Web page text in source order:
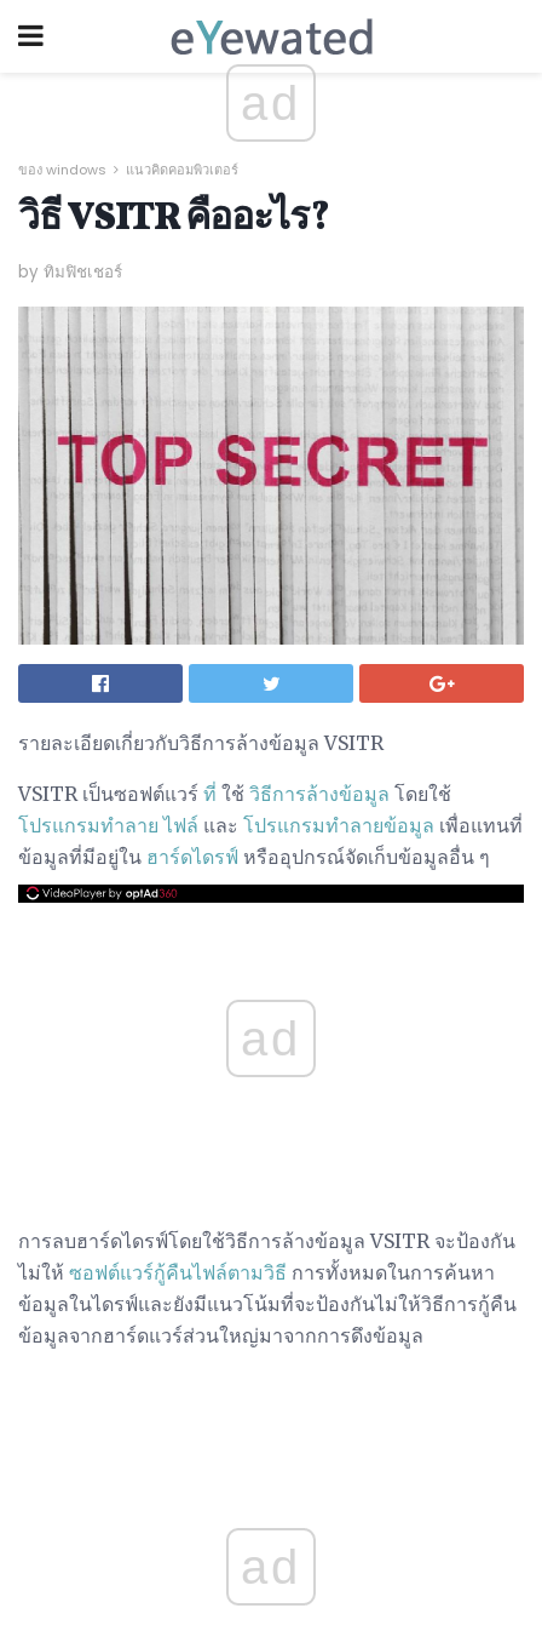
ad
ของ windows แนวคิดคอมพิวเตอร์
วิธี VSITR คืออะไร?
by ทิมฟิชเชอร์
รายละเอียดเกี่ยวกับวิธีการล้างข้อมูล VSITR
VSITR เป็นซอฟต์แวร์ ที่ ใช้ วิธีการล้างข้อมูล โดยใช้
โปรแกรมทำลาย ไฟล์ และ โปรแกรมทำลายข้อมูล เพื่อแทนที่
ข้อมูลที่มีอยู่ใน ฮาร์ดไดรฟ์ หรืออุปกรณ์จัดเก็บข้อมูลอื่น ๆ
ad
การลบฮาร์ดไดรฟ์โดยใช้วิธีการล้างข้อมูล VSITR จะป้องกัน
ไม่ให้ ซอฟต์แวร์กู้คืนไฟล์ตามวิธี การทั้งหมดในการค้นหา
ข้อมูลในไดรฟ์และยังมีแนวโน้มที่จะป้องกันไม่ให้วิธีการกู้คืน
ข้อมูลจากฮาร์ดแวร์ส่วนใหญ่มาจากการดึงข้อมูล
ad